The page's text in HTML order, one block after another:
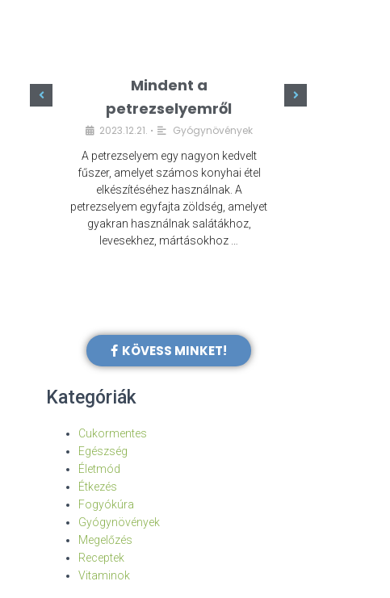
Mindent a
petrezselyemről
2023.12.21. • Gyógynövények
A petrezselyem egy nagyon kedvelt
fűszer, amelyet számos konyhai étel
elkészítéséhez használnak. A
petrezselyem egyfajta zöldség, amelyet
gyakran használnak salátákhoz,
levesekhez, mártásokhoz …
KÖVESS MINKET!
Kategóriák
Cukormentes
Egészség
Életmód
Étkezés
Fogyókúra
Gyógynövények
Megelőzés
Receptek
Vitaminok